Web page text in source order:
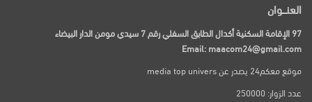
العنـــوان
97 الإقامة السكنية أكدال الطابق السفلي رقم 7 سيدي مومن الدار البيضاء
Email: maacom24@gmail.com
موقع معكم24 يصدر عن media top univers
عدد الزوار: 250000